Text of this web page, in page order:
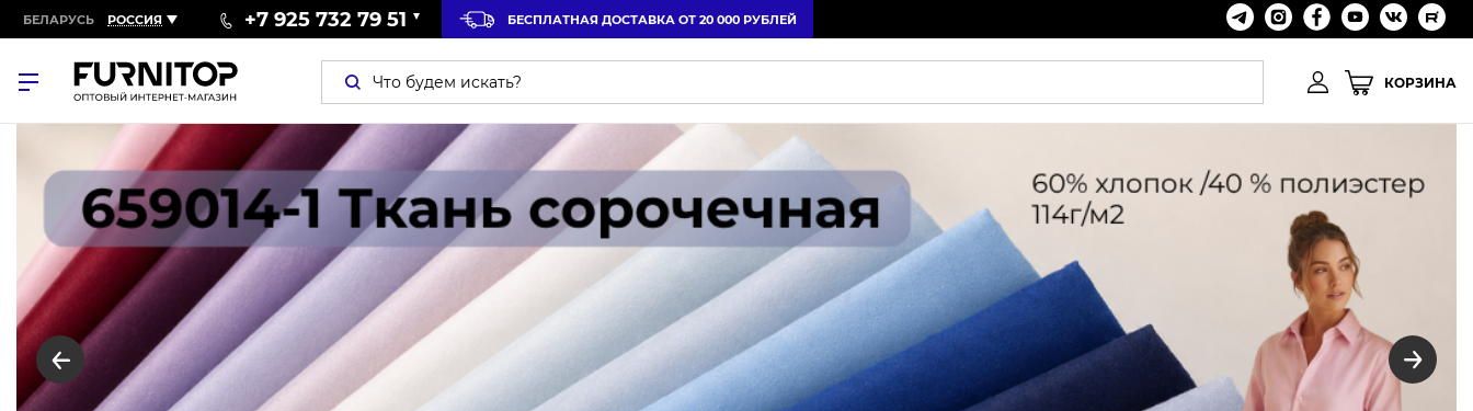
БЕЛАРУСЬ РОССИЯ +7 925 732 79 51 БЕСПЛАТНАЯ ДОСТАВКА ОТ 20 000 РУБЛЕЙ
КОРЗИНА